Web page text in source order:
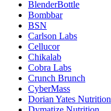
BlenderBottle
Bombbar
BSN
Carlson Labs
Cellucor
Chikalab
Cobra Labs
Crunch Brunch
CyberMass
Dorian Yates Nutrition